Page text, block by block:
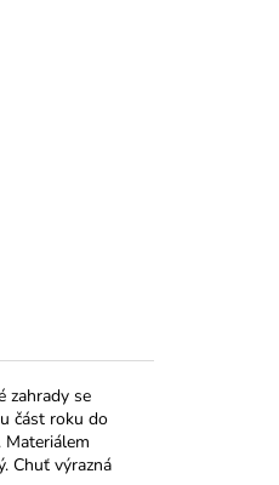
zahrady se
část roku do
Materiálem
Chuť výrazná